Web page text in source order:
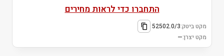
התחברו כדי לראות מחירים
מקט ביטק:52502.0/3
מקט יצרן:—